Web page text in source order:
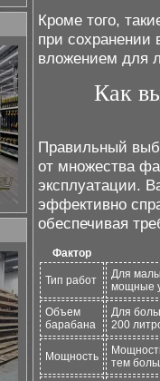
Кроме того,
при сохранении
вложением для
Как
Правильный
от множества
эксплуатации.
эффективно
обеспечивая
Фактор
Тип работ
Для
мощные
Объем
барабана
Для
200
Мощность
тем